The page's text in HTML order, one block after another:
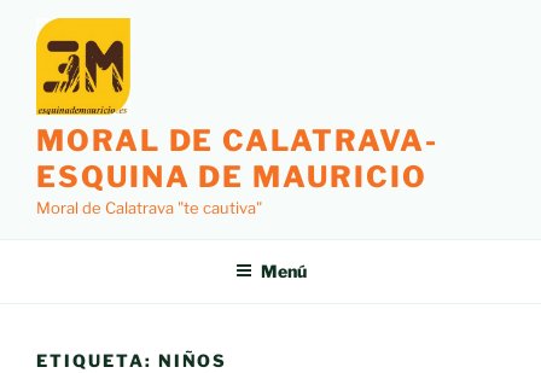
contenido
MORAL DE CALATRAVA-
ESQUINA DE MAURICIO
Moral de Calatrava "te cautiva"
Menú
ETIQUETA: NIÑOS